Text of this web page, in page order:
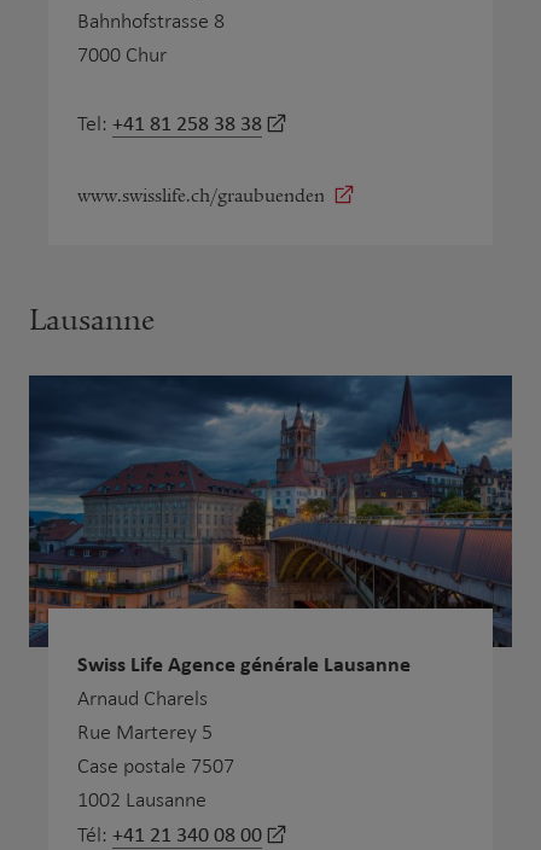
Bahnhofstrasse 8
7000 Chur
Tel: +41 81 258 38 38
www.swisslife.ch/graubuenden
Lausanne
Swiss Life Agence générale Lausanne
Arnaud Charels
Rue Marterey 5
Case postale 7507
1002 Lausanne
Tél: +41 21 340 08 00